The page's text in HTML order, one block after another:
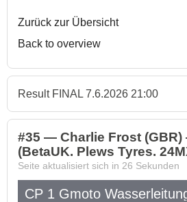
Zurück zur Übersicht
Back to overview
Result FINAL 7.6.2026 21:00
#35 — Charlie Frost
(BetaUK. Plews Tyres.
Seite aktualisiert sich in 26 Sekunden
CP 1 Gmoto